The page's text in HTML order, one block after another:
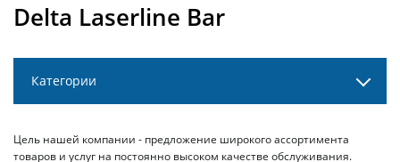
Delta Laserline Bar
Категории
Цель нашей компании - предложение широкого ассортимента
товаров и услуг на постоянно высоком качестве обслуживания.